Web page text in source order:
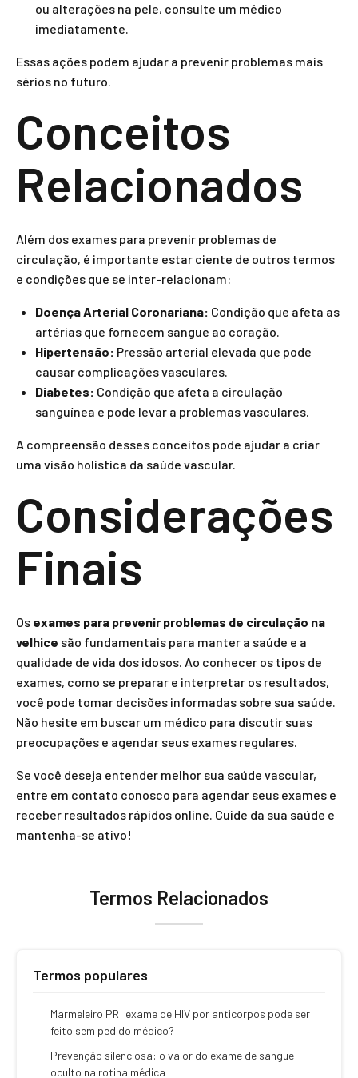
ou alterações na pele, consulte um médico
imediatamente.
Essas ações podem ajudar a prevenir problemas mais
sérios no futuro.
Conceitos
Relacionados
Além dos exames para prevenir problemas de
circulação, é importante estar ciente de outros termos
e condições que se inter-relacionam:
Doença Arterial Coronariana: Condição que afeta as
artérias que fornecem sangue ao coração.
Hipertensão: Pressão arterial elevada que pode
causar complicações vasculares.
Diabetes: Condição que afeta a circulação
sanguínea e pode levar a problemas vasculares.
A compreensão desses conceitos pode ajudar a criar
uma visão holística da saúde vascular.
Considerações
Finais
Os exames para prevenir problemas de circulação na
velhice são fundamentais para manter a saúde e a
qualidade de vida dos idosos. Ao conhecer os tipos de
exames, como se preparar e interpretar os resultados,
você pode tomar decisões informadas sobre sua saúde.
Não hesite em buscar um médico para discutir suas
preocupações e agendar seus exames regulares.
Se você deseja entender melhor sua saúde vascular,
entre em contato conosco para agendar seus exames e
receber resultados rápidos online. Cuide da sua saúde e
mantenha-se ativo!
Termos Relacionados
Termos populares
Marmeleiro PR: exame de HIV por anticorpos pode ser
feito sem pedido médico?
Prevenção silenciosa: o valor do exame de sangue
oculto na rotina médica